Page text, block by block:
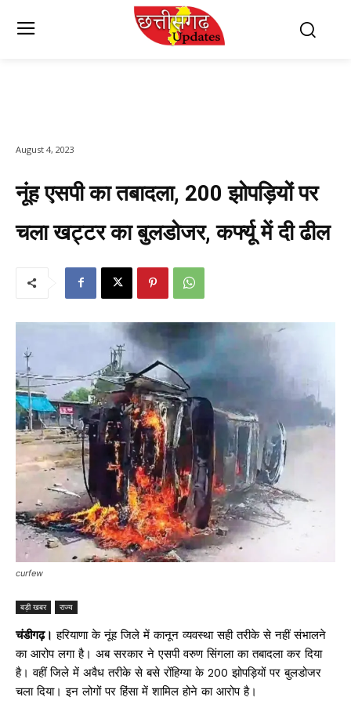
August 4, 2023
नूंह एसपी का तबादला, 200 झोपड़ियों पर
चला खट्टर का बुलडोजर, कर्फ्यू में दी ढील
curfew
बड़ी खबर राज्य
चंडीगढ़। हरियाणा के नूंह जिले में कानून व्यवस्था सही तरीके से नहीं संभालने
का आरोप लगा है। अब सरकार ने एसपी वरुण सिंगला का तबादला कर दिया
है। वहीं जिले में अवैध तरीके से बसे रोंहिग्या के 200 झोपड़ियों पर बुलडोजर
चला दिया। इन लोगों पर हिंसा में शामिल होने का आरोप है।